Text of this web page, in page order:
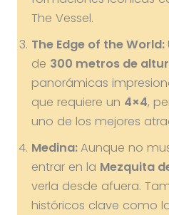
The Vessel.
The Edge of the World:
de 300 metros de
panorámicas
que requiere un 4×4,
uno de los mejores
Medina:Aunque no
entrar en la Mezquita
verla desde afuera.
históricos clave como